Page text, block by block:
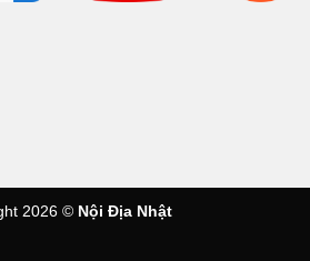
2026 © Nội Địa Nhật